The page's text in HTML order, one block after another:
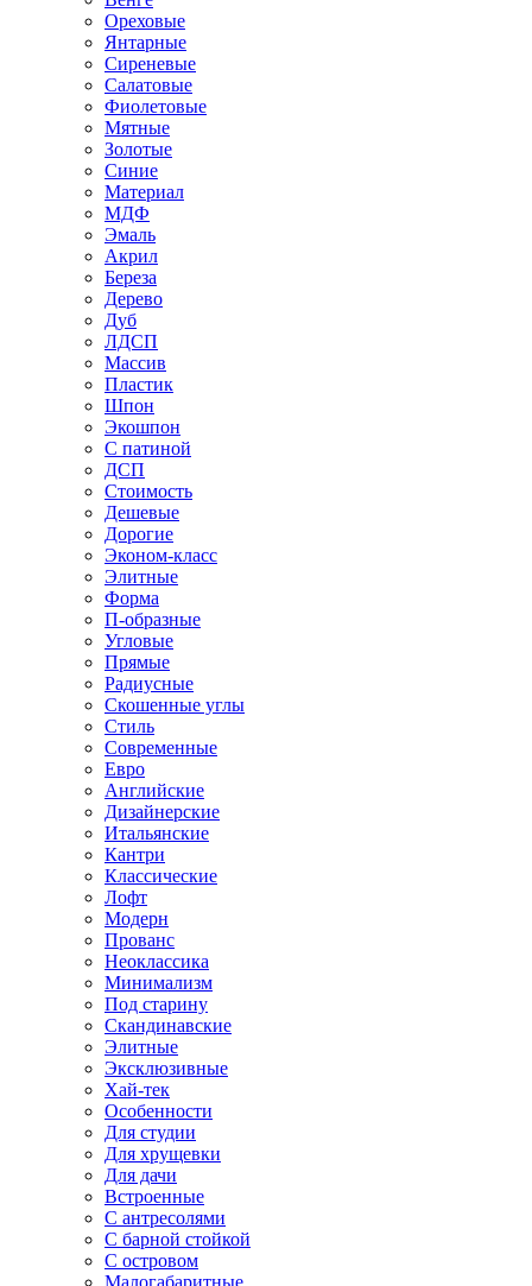
Ореховые
Янтарные
Сиреневые
Салатовые
Фиолетовые
Мятные
Золотые
Синие
Материал
МДФ
Эмаль
Акрил
Береза
Дерево
Дуб
ЛДСП
Массив
Пластик
Шпон
Экошпон
С патиной
ДСП
Стоимость
Дешевые
Дорогие
Эконом-класс
Элитные
Форма
П-образные
Угловые
Прямые
Радиусные
Скошенные углы
Стиль
Современные
Евро
Английские
Дизайнерские
Итальянские
Кантри
Классические
Лофт
Модерн
Прованс
Неоклассика
Минимализм
Под старину
Скандинавские
Элитные
Эксклюзивные
Хай-тек
Особенности
Для студии
Для хрущевки
Для дачи
Встроенные
С антресолями
С барной стойкой
С островом
Малогабаритные